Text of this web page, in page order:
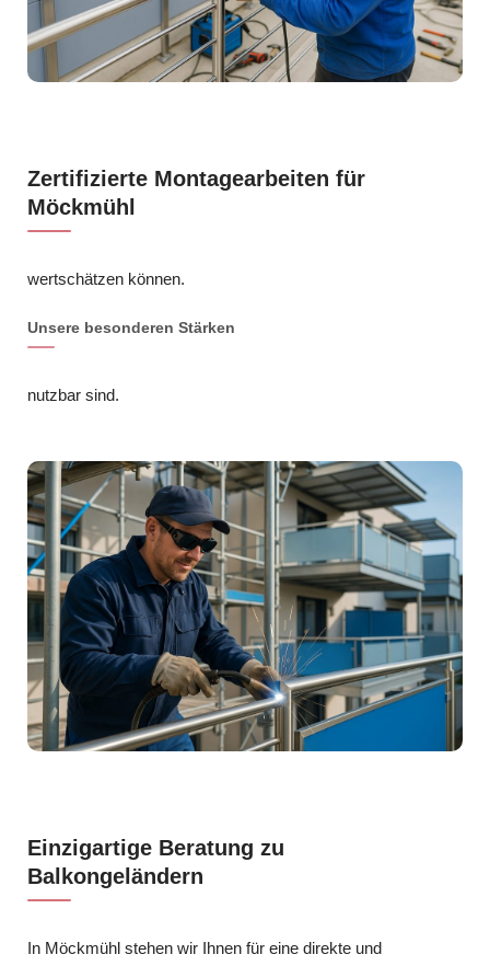
Zertifizierte Montagearbeiten für
Möckmühl
wertschätzen können.
Unsere besonderen Stärken
nutzbar sind.
Einzigartige Beratung zu
Balkongeländern
In Möckmühl stehen wir Ihnen für eine direkte und